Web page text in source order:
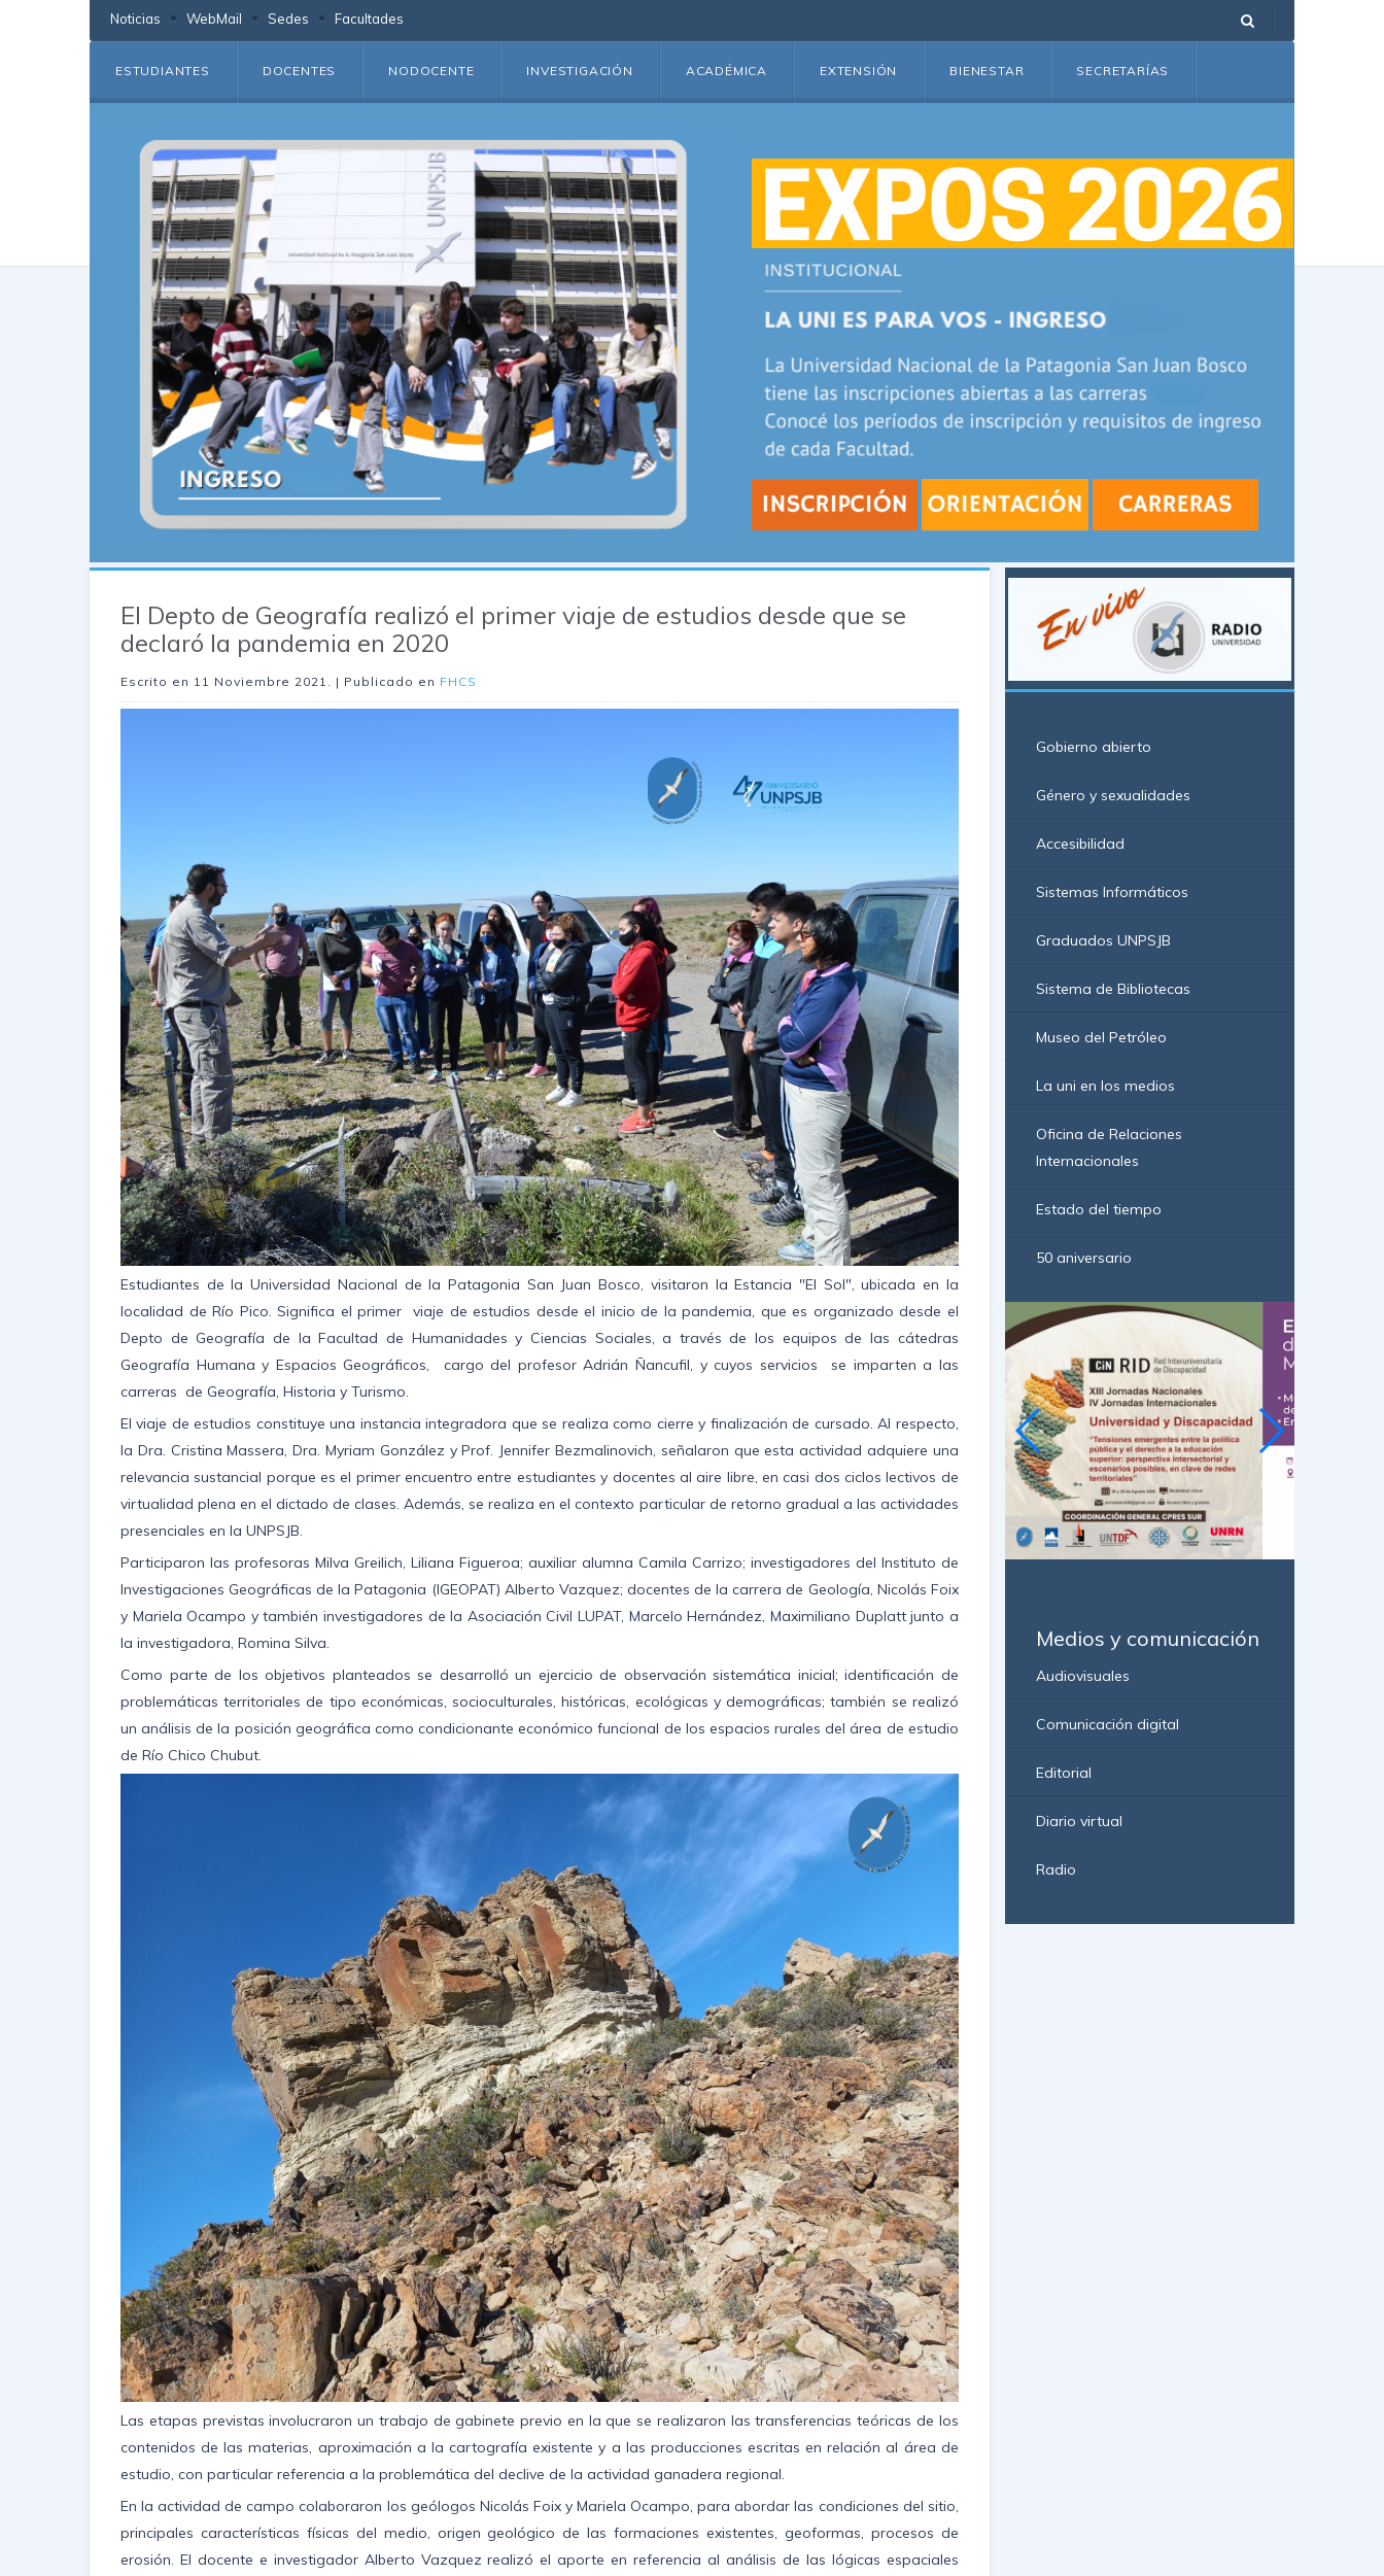
Noticias WebMail Sedes Facultades
ESTUDIANTES DOCENTES NODOCENTE INVESTIGACIÓN ACADÉMICA EXTENSIÓN BIENESTAR SECRETARÍAS
El Depto de Geografía realizó el primer viaje de estudios desde que se
declaró la pandemia en 2020
Escrito en 11 Noviembre 2021 . | Publicado en FHCS
Estudiantes de la Universidad Nacional de la Patagonia San Juan Bosco, visitaron la Estancia "El Sol", ubicada en la
localidad de Río Pico. Significa el primer viaje de estudios desde el inicio de la pandemia, que es organizado desde el
Depto de Geografía de la Facultad de Humanidades y Ciencias Sociales, a través de los equipos de las cátedras
Geografía Humana y Espacios Geográficos, cargo del profesor Adrián Ñancufil, y cuyos servicios se imparten a las
carreras de Geografía, Historia y Turismo.
El viaje de estudios constituye una instancia integradora que se realiza como cierre y finalización de cursado. Al respecto,
la Dra. Cristina Massera, Dra. Myriam González y Prof. Jennifer Bezmalinovich, señalaron que esta actividad adquiere una
relevancia sustancial porque es el primer encuentro entre estudiantes y docentes al aire libre, en casi dos ciclos lectivos de
virtualidad plena en el dictado de clases. Además, se realiza en el contexto particular de retorno gradual a las actividades
presenciales en la UNPSJB.
Participaron las profesoras Milva Greilich, Liliana Figueroa; auxiliar alumna Camila Carrizo; investigadores del Instituto de
Investigaciones Geográficas de la Patagonia (IGEOPAT) Alberto Vazquez; docentes de la carrera de Geología, Nicolás Foix
y Mariela Ocampo y también investigadores de la Asociación Civil LUPAT, Marcelo Hernández, Maximiliano Duplatt junto a
la investigadora, Romina Silva.
Como parte de los objetivos planteados se desarrolló un ejercicio de observación sistemática inicial; identificación de
problemáticas territoriales de tipo económicas, socioculturales, históricas, ecológicas y demográficas; también se realizó
un análisis de la posición geográfica como condicionante económico funcional de los espacios rurales del área de estudio
de Río Chico Chubut.
Las etapas previstas involucraron un trabajo de gabinete previo en la que se realizaron las transferencias teóricas de los
contenidos de las materias, aproximación a la cartografía existente y a las producciones escritas en relación al área de
estudio, con particular referencia a la problemática del declive de la actividad ganadera regional.
En la actividad de campo colaboraron los geólogos Nicolás Foix y Mariela Ocampo, para abordar las condiciones del sitio,
principales características físicas del medio, origen geológico de las formaciones existentes, geoformas, procesos de
erosión. El docente e investigador Alberto Vazquez realizó el aporte en referencia al análisis de las lógicas espaciales
Gobierno abierto
Género y sexualidades
Accesibilidad
Sistemas Informáticos
Graduados UNPSJB
Sistema de Bibliotecas
Museo del Petróleo
La uni en los medios
Oficina de Relaciones
Internacionales
Estado del tiempo
50 aniversario
Medios y comunicación
Audiovisuales
Comunicación digital
Editorial
Diario virtual
Radio